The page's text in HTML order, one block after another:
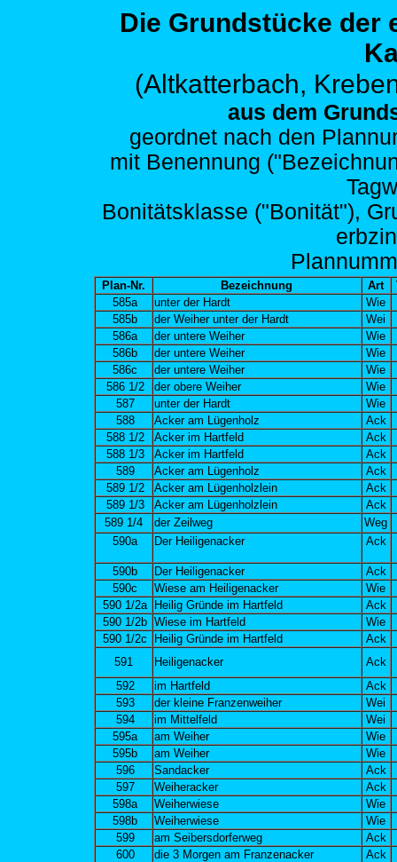
Die Grundstücke der
(Altkatterbach,
aus dem
geordnet nach den
mit Benennung
Bonitätsklasse ("Bonität"),
Plann
Plan-Nr. Bezeichnung Art
585a
unter der Hardt
Wie
585b
der Weiher unter der Hardt
Wei
586a
der untere Weiher
Wie
586b
der untere Weiher
Wie
586c
der untere Weiher
Wie
586 1/2
der obere Weiher
Wie
587
unter der Hardt
Wie
588
Acker am Lügenholz
Ack
588 1/2
Acker im Hartfeld
Ack
588 1/3
Acker im Hartfeld
Ack
589
Acker am Lügenholz
Ack
589 1/2
Acker am Lügenholzlein
Ack
589 1/3
Acker am Lügenholzlein
Ack
589 1/4
der Zeilweg
Weg
590a
Der Heiligenacker Ack
590b Der Heiligenacker
Ack
590c
Wiese am Heiligenacker
Wie
590 1/2a
Heilig Gründe im Hartfeld
Ack
590 1/2b Wiese im Hartfeld
Wie
590 1/2c
Heilig Gründe im Hartfeld
Ack
591
Heiligenacker
Ack
592
im Hartfeld
Ack
593
der kleine Franzenweiher
Wei
594
im Mittelfeld
Wei
595a
am Weiher
Wie
595b
am Weiher
Wie
596
Sandacker
Ack
597
Weiheracker
Ack
598a
Weiherwiese
Wie
598b
Weiherwiese
Wie
599
am Seibersdorferweg
Ack
600
die 3 Morgen am Franzenacker
Ack